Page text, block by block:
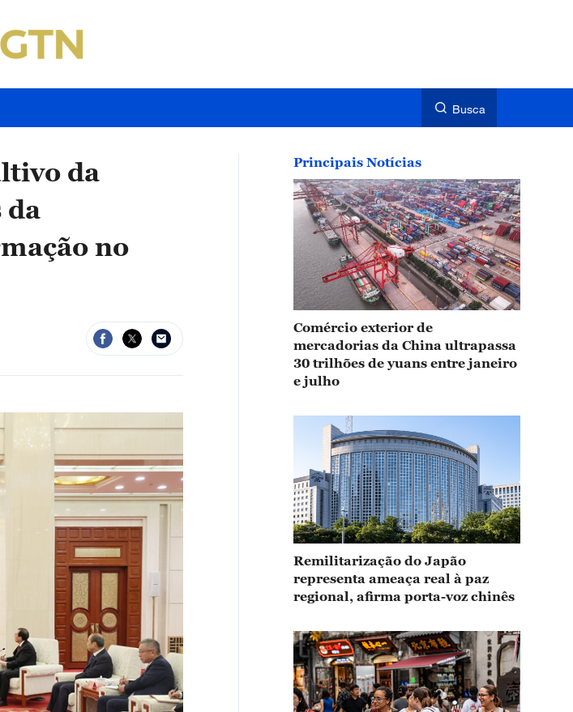
Busca
da
da
no
Principais Notícias
Comércio exterior de
mercadorias da China ultrapassa
30 trilhões de yuans entre janeiro
e julho
Remilitarização do Japão
representa ameaça real à paz
regional, afirma porta-voz chinês